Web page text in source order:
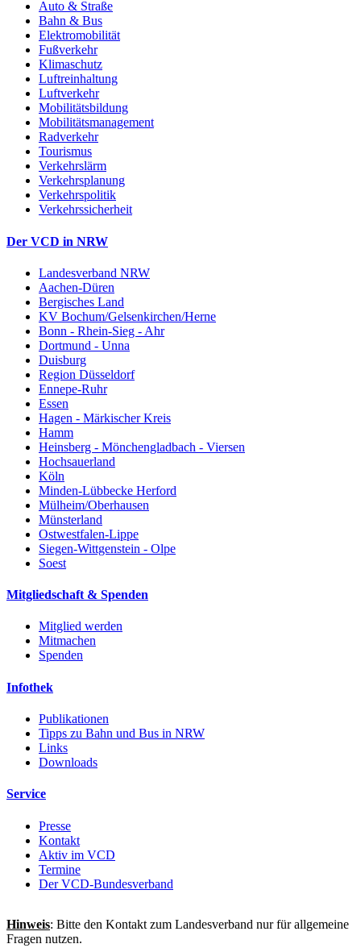
Auto & Straße
Bahn & Bus
Elektromobilität
Fußverkehr
Klimaschutz
Luftreinhaltung
Luftverkehr
Mobilitätsbildung
Mobilitätsmanagement
Radverkehr
Tourismus
Verkehrslärm
Verkehrsplanung
Verkehrspolitik
Verkehrssicherheit
Der VCD in NRW
Landesverband NRW
Aachen-Düren
Bergisches Land
KV Bochum/Gelsenkirchen/Herne
Bonn - Rhein-Sieg - Ahr
Dortmund - Unna
Duisburg
Region Düsseldorf
Ennepe-Ruhr
Essen
Hagen - Märkischer Kreis
Hamm
Heinsberg - Mönchengladbach - Viersen
Hochsauerland
Köln
Minden-Lübbecke Herford
Mülheim/Oberhausen
Münsterland
Ostwestfalen-Lippe
Siegen-Wittgenstein - Olpe
Soest
Mitgliedschaft & Spenden
Mitglied werden
Mitmachen
Spenden
Infothek
Publikationen
Tipps zu Bahn und Bus in NRW
Links
Downloads
Service
Presse
Kontakt
Aktiv im VCD
Termine
Der VCD-Bundesverband
Hinweis: Bitte den Kontakt zum Landesverband nur für allgemeine
Fragen nutzen.